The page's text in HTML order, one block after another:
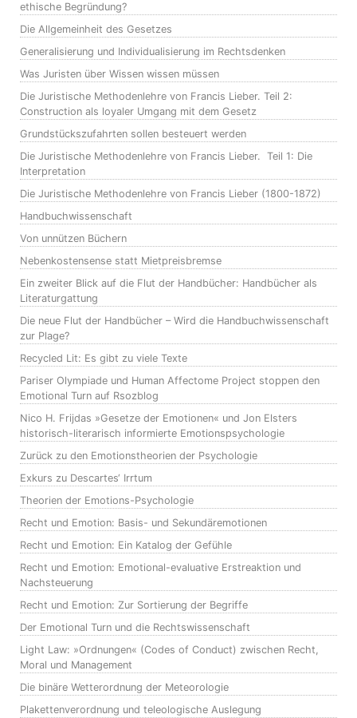
ethische Begründung?
Die Allgemeinheit des Gesetzes
Generalisierung und Individualisierung im Rechtsdenken
Was Juristen über Wissen wissen müssen
Die Juristische Methodenlehre von Francis Lieber. Teil 2:
Construction als loyaler Umgang mit dem Gesetz
Grundstückszufahrten sollen besteuert werden
Die Juristische Methodenlehre von Francis Lieber. Teil 1: Die
Interpretation
Die Juristische Methodenlehre von Francis Lieber (1800-1872)
Handbuchwissenschaft
Von unnützen Büchern
Nebenkostensense statt Mietpreisbremse
Ein zweiter Blick auf die Flut der Handbücher: Handbücher als
Literaturgattung
Die neue Flut der Handbücher – Wird die Handbuchwissenschaft
zur Plage?
Recycled Lit: Es gibt zu viele Texte
Pariser Olympiade und Human Affectome Project stoppen den
Emotional Turn auf Rsozblog
Nico H. Frijdas »Gesetze der Emotionen« und Jon Elsters
historisch-literarisch informierte Emotionspsychologie
Zurück zu den Emotionstheorien der Psychologie
Exkurs zu Descartes‘ Irrtum
Theorien der Emotions-Psychologie
Recht und Emotion: Basis- und Sekundäremotionen
Recht und Emotion: Ein Katalog der Gefühle
Recht und Emotion: Emotional-evaluative Erstreaktion und
Nachsteuerung
Recht und Emotion: Zur Sortierung der Begriffe
Der Emotional Turn und die Rechtswissenschaft
Light Law: »Ordnungen« (Codes of Conduct) zwischen Recht,
Moral und Management
Die binäre Wetterordnung der Meteorologie
Plakettenverordnung und teleologische Auslegung